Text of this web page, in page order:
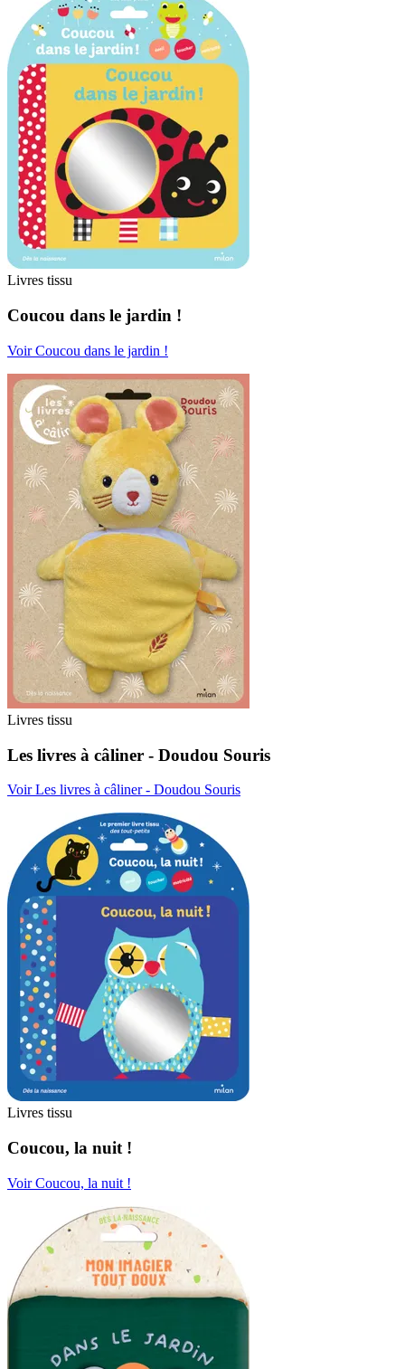
Livres tissu
Coucou dans le jardin !
Voir Coucou dans le jardin !
Livres tissu
Les livres à câliner - Doudou Souris
Voir Les livres à câliner - Doudou Souris
Livres tissu
Coucou, la nuit !
Voir Coucou, la nuit !